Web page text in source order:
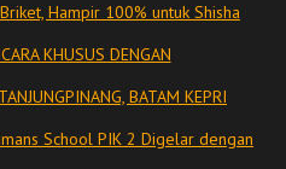
Hampir 100% untuk Shisha
KHUSUS DENGAN
BATAM KEPRI
School PIK 2 Digelar dengan